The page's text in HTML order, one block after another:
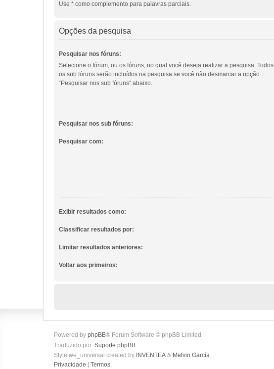
Use * como complemento para palavras parciais.
Opções da pesquisa
Pesquisar nos fóruns:
Selecione o fórum, ou os fóruns, no qual você deseja realizar a pesquisa. Todos
os sub fóruns serão incluídos na pesquisa se você não desmarcar a opção
“Pesquisar nos sub fóruns“ abaixo.
Pesquisar nos sub fóruns:
Pesquisar com:
Exibir resultados como:
Classificar resultados por:
Limitar resultados anteriores:
Voltar aos primeiros:
Powered by phpBB® Forum Software © phpBB Limited
Traduzido por: Suporte phpBB
Style we_universal created by INVENTEA & Melvin García
Privacidade
Termos